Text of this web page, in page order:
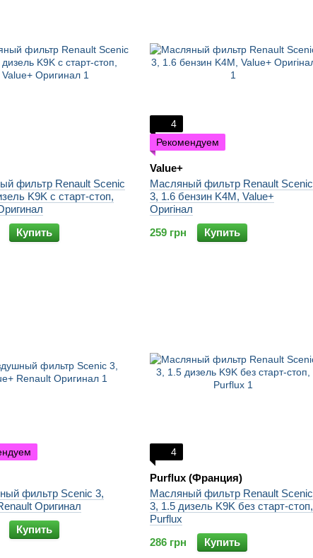
фильтр Renault Scenic
K9K с старт-стоп,
Купить
4
Рекомендуем
Value+
Масляный фильтр Renault Scenic
3, 1.6 бензин K4M, Value+
Оригінал
259 грн
Купить
фильтр Scenic 3,
Оригинал
Купить
4
Purflux (Франция)
Масляный фильтр Renault Scenic
3, 1.5 дизель K9K без старт-стоп,
Purflux
286 грн
Купить